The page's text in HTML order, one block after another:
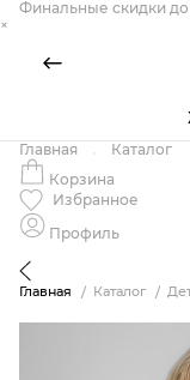
Финальные скидки до
×
Главная
Каталог
Корзина
Избранное
Профиль
Главная Каталог